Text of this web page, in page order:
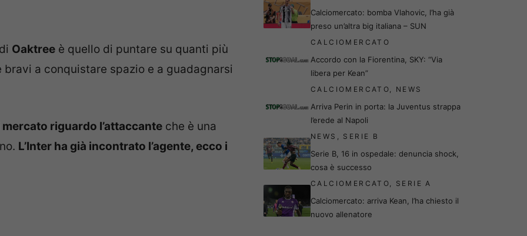
Oaktree è quello di puntare su quanti più
a conquistare spazio e a guadagnarsi
riguardo l’attaccante che è una
L’Inter ha già incontrato l’agente, ecco i
Calciomercato: bomba Vlahovic, l’ha già
preso un’altra big italiana – SUN
CALCIOMERCATO
Accordo con la Fiorentina, SKY: “Via
libera per Kean”
CALCIOMERCATO, NEWS
Arriva Perin in porta: la Juventus strappa
l’erede al Napoli
NEWS , SERIE B
Serie B, 16 in ospedale: denuncia shock,
cosa è successo
CALCIOMERCATO, SERIE A
Calciomercato: arriva Kean, l’ha chiesto il
nuovo allenatore